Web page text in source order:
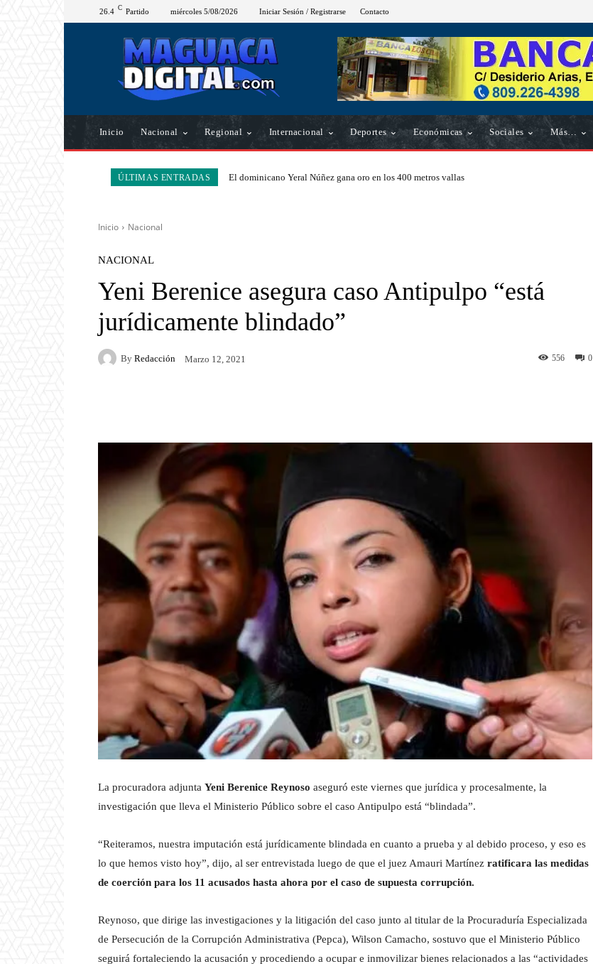
26.4 C Partido miércoles 5/08/2026 Iniciar Sesión / Registrarse Contacto
Inicio Nacional Regional Internacional Deportes Económicas Sociales Más…
ÚLTIMAS ENTRADAS El dominicano Yeral Núñez gana oro en los 400 metros vallas
Inicio Nacional
NACIONAL
Yeni Berenice asegura caso Antipulpo “está
jurídicamente blindado”
By Redacción Marzo 12, 2021 0
556
La procuradora adjunta Yeni Berenice Reynoso aseguró este viernes que jurídica y procesalmente, la
investigación que lleva el Ministerio Público sobre el caso Antipulpo está “blindada”.
“Reiteramos, nuestra imputación está jurídicamente blindada en cuanto a prueba y al debido proceso, y eso es
lo que hemos visto hoy”, dijo, al ser entrevistada luego de que el juez Amauri Martínez ratificara las medidas
de coerción para los 11 acusados hasta ahora por el caso de supuesta corrupción.
Reynoso, que dirige las investigaciones y la litigación del caso junto al titular de la Procuraduría Especializada
de Persecución de la Corrupción Administrativa (Pepca), Wilson Camacho, sostuvo que el Ministerio Público
seguirá fortaleciendo la acusación y procediendo a ocupar e inmovilizar bienes relacionados a las “actividades